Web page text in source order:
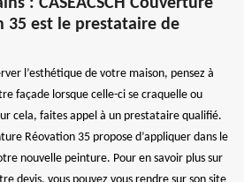
35 est le prestataire de
l’esthétique de votre maison, pensez à
façade lorsque celle-ci se craquelle ou
cela, faites appel à un prestataire qualifié.
Réovation 35 propose d’appliquer dans le
nouvelle peinture. Pour en savoir plus sur